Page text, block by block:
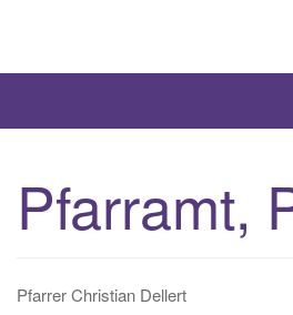
content
Pfarramt,
Pfarrer Christian Dellert